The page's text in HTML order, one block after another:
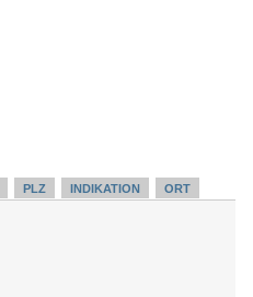
PLZ INDIKATION ORT